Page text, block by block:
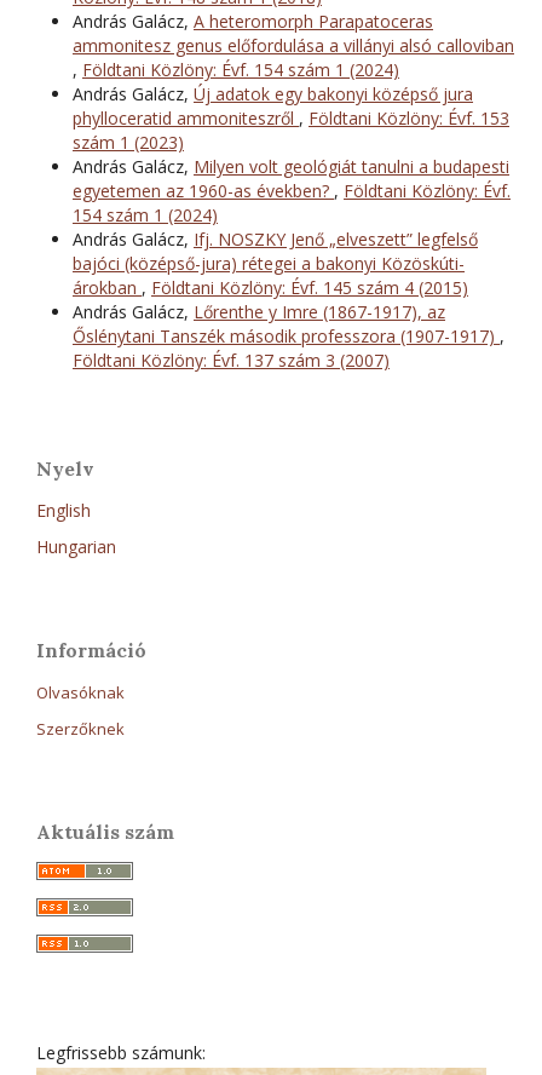
András Galácz, A heteromorph Parapatoceras
ammonitesz genus előfordulása a villányi alsó calloviban
, Földtani Közlöny: Évf. 154 szám 1 (2024)
András Galácz, Új adatok egy bakonyi középső jura
phylloceratid ammoniteszről , Földtani Közlöny: Évf. 153
szám 1 (2023)
András Galácz, Milyen volt geológiát tanulni a budapesti
egyetemen az 1960-as években? , Földtani Közlöny: Évf.
154 szám 1 (2024)
András Galácz, Ifj. NOSZKY Jenő „elveszett” legfelső
bajóci (középső-jura) rétegei a bakonyi Közöskúti-
árokban , Földtani Közlöny: Évf. 145 szám 4 (2015)
András Galácz, Lőrenthe y Imre (1867-1917), az
Őslénytani Tanszék második professzora (1907-1917) ,
Földtani Közlöny: Évf. 137 szám 3 (2007)
Nyelv
English
Hungarian
Információ
Olvasóknak
Szerzőknek
Aktuális szám
Legfrissebb számunk: